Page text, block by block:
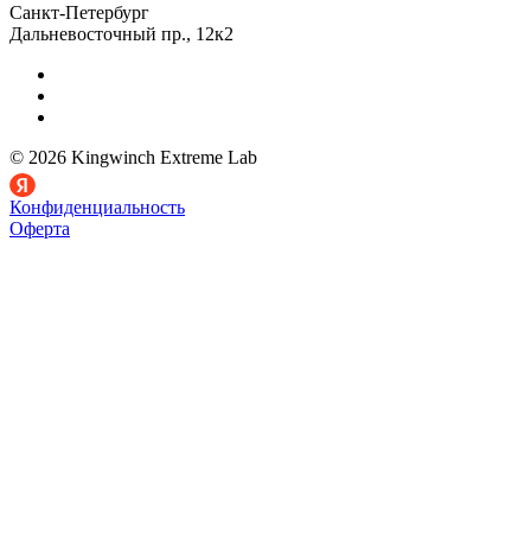
Санкт-Петербург
Дальневосточный пр., 12к2
© 2026 Kingwinch Extreme Lab
Конфиденциальность
Оферта